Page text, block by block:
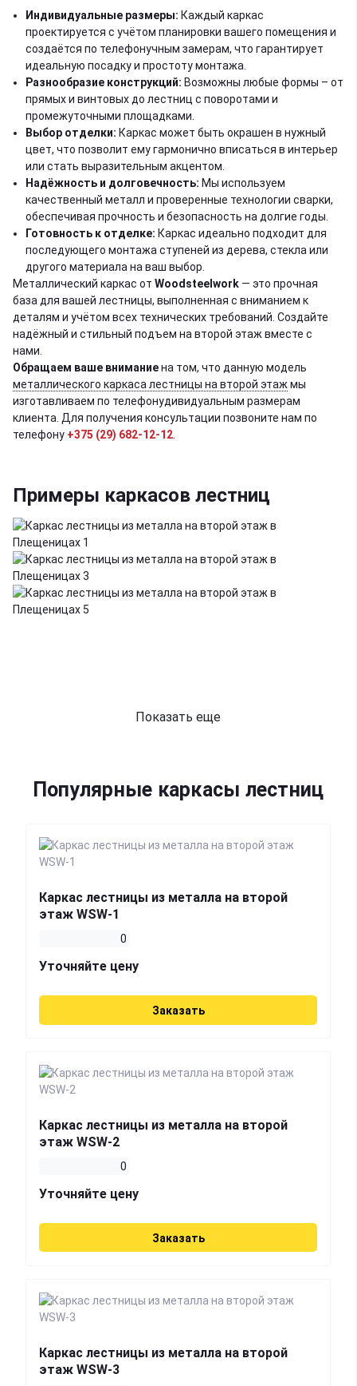
Индивидуальные размеры: Каждый каркас
проектируется с учётом планировки вашего помещения и
создаётся по телефонучным замерам, что гарантирует
идеальную посадку и простоту монтажа.
Разнообразие конструкций: Возможны любые формы – от
прямых и винтовых до лестниц с поворотами и
промежуточными площадками.
Выбор отделки: Каркас может быть окрашен в нужный
цвет, что позволит ему гармонично вписаться в интерьер
или стать выразительным акцентом.
Надёжность и долговечность: Мы используем
качественный металл и проверенные технологии сварки,
обеспечивая прочность и безопасность на долгие годы.
Готовность к отделке: Каркас идеально подходит для
последующего монтажа ступеней из дерева, стекла или
другого материала на ваш выбор.
Металлический каркас от Woodsteelwork — это прочная
база для вашей лестницы, выполненная с вниманием к
деталям и учётом всех технических требований. Создайте
надёжный и стильный подъем на второй этаж вместе с
нами.
Обращаем ваше вниманиена том, что данную модель
металлического каркаса лестницы на второй этажмы
изготавливаем по телефонудивидуальным размерам
клиента. Для получения консультации позвоните нам по
телефону +375 (29) 682-12-12.
Примеры каркасов лестниц
Показать еще
Популярные каркасы лестниц
Каркас лестницы из металла на второй
этаж WSW-1
0
Уточняйте цену
Заказать
Каркас лестницы из металла на второй
этаж WSW-2
0
Уточняйте цену
Заказать
Каркас лестницы из металла на второй
этаж WSW-3